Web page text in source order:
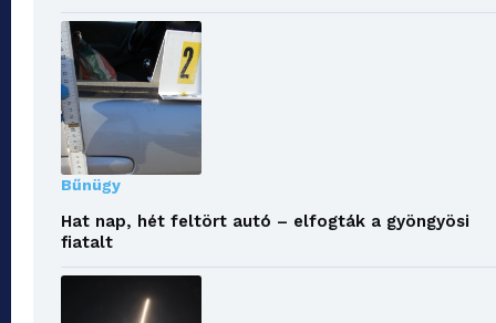
Bűnügy
Hat nap, hét feltört autó – elfogták a gyöngyösi
fiatalt